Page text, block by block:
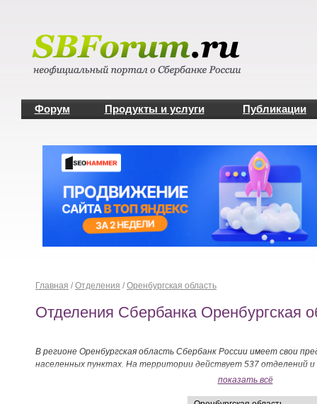
Форум Продукты и услуги Публикации
Главная / Отделения / Оренбургская область
Отделения Сбербанка Оренбургская
В регионе Оренбургская область Сбербанк России имеет свои
населенных пунктах. На территории действует 537 отделений
показать всё